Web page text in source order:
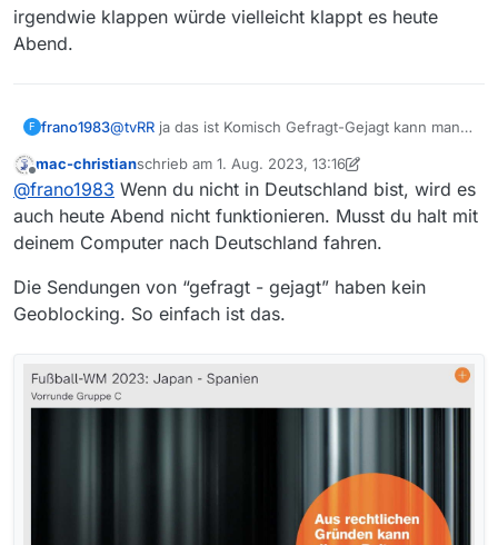
irgendwie klappen würde vielleicht klappt es heute
Abend.
F frano1983@tvRR ja das ist Komisch Gefragt-Gejagt kann man
übertragen aber die Frauen WM muss auch
funktionieren früher ging alles und jetzt antwortet
mir der Server auf Englisch ich soll es zum einen
Späteren Zeitpunkt nochmal versuchen werde mich
freuen wenn dieses irgendwie klappen würde
Offline
mac-christianschrieb am 1. Aug. 2023, 13:16
zuletzt editiert von mac-christian
@frano1983 Wenn du nicht in Deutschland bist, wird es
auch heute Abend nicht funktionieren. Musst du halt mit
deinem Computer nach Deutschland fahren.
Die Sendungen von “gefragt - gejagt” haben kein
Geoblocking. So einfach ist das.